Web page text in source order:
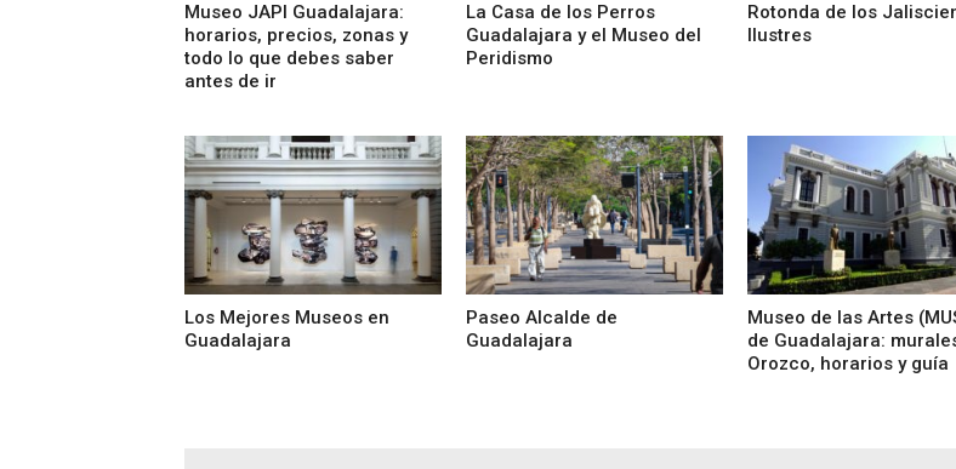
Museo JAPI Guadalajara:
horarios, precios, zonas y
todo lo que debes saber
antes de ir
La Casa de los Perros
Guadalajara y el Museo del
Peridismo
Rotonda de los
Ilustres
Los Mejores Museos en
Guadalajara
Paseo Alcalde de
Guadalajara
Museo de las Artes
de Guadalajara:
Orozco, horarios y guía